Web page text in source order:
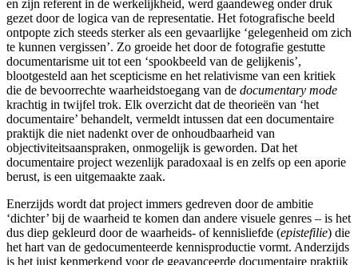
en zijn referent in de werkelijkheid, werd gaandeweg onder druk
gezet door de logica van de representatie. Het fotografische beeld
ontpopte zich steeds sterker als een gevaarlijke ‘gelegenheid om zich
te kunnen vergissen’. Zo groeide het door de fotografie gestutte
documentarisme uit tot een ‘spookbeeld van de gelijkenis’,
blootgesteld aan het scepticisme en het relativisme van een kritiek
die de bevoorrechte waarheidstoegang van de documentary mode
krachtig in twijfel trok. Elk overzicht dat de theorieën van ‘het
documentaire’ behandelt, vermeldt intussen dat een documentaire
praktijk die niet nadenkt over de onhoudbaarheid van
objectiviteitsaanspraken, onmogelijk is geworden. Dat het
documentaire project wezenlijk paradoxaal is en zelfs op een aporie
berust, is een uitgemaakte zaak.
Enerzijds wordt dat project immers gedreven door de ambitie
‘dichter’ bij de waarheid te komen dan andere visuele genres – is het
dus diep gekleurd door de waarheids- of kennisliefde (epistefilie) die
het hart van de gedocumenteerde kennisproductie vormt. Anderzijds
is het juist kenmerkend voor de geavanceerde documentaire praktijk